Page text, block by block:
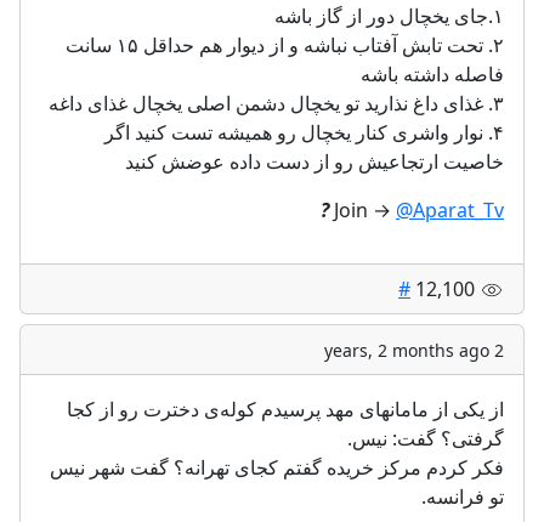
۱.جای یخچال دور از گاز باشه
۲. تحت تابش آفتاب نباشه و از دیوار هم حداقل ۱۵ سانت
فاصله داشته باشه
۳. غذای داغ نذارید تو یخچال دشمن اصلی یخچال غذای داغه
۴. نوار واشری کنار یخچال رو همیشه تست کنید اگر
خاصیت ارتجاعیش رو از دست داده عوضش کنید
Join → @Aparat_Tv
?
#
2 years, 2 months ago
از یکی از مامانهای مهد پرسیدم کوله‌ی دخترت رو از کجا
گرفتی؟ گفت: نیس.
فکر کردم مرکز خریده گفتم کجای تهرانه؟ گفت شهر نیس
تو فرانسه.